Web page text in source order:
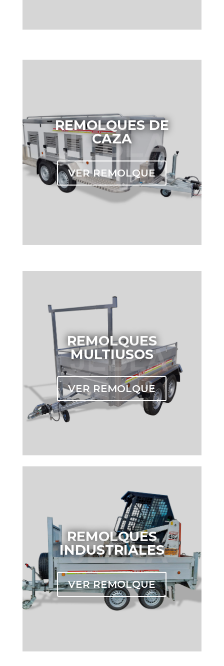
REMOLQUES DE
CAZA
VER REMOLQUE
REMOLQUES
MULTIUSOS
VER REMOLQUE
REMOLQUES
INDUSTRIALES
VER REMOLQUE